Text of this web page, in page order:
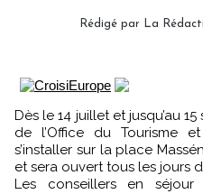
Rédigé par La
Dès le 14 juillet et jusqu’au 15 septembre 2010, un Point Info
de l’Office du Tourisme
s’installer sur la place
et sera ouvert tous les jours
Les conseillers en